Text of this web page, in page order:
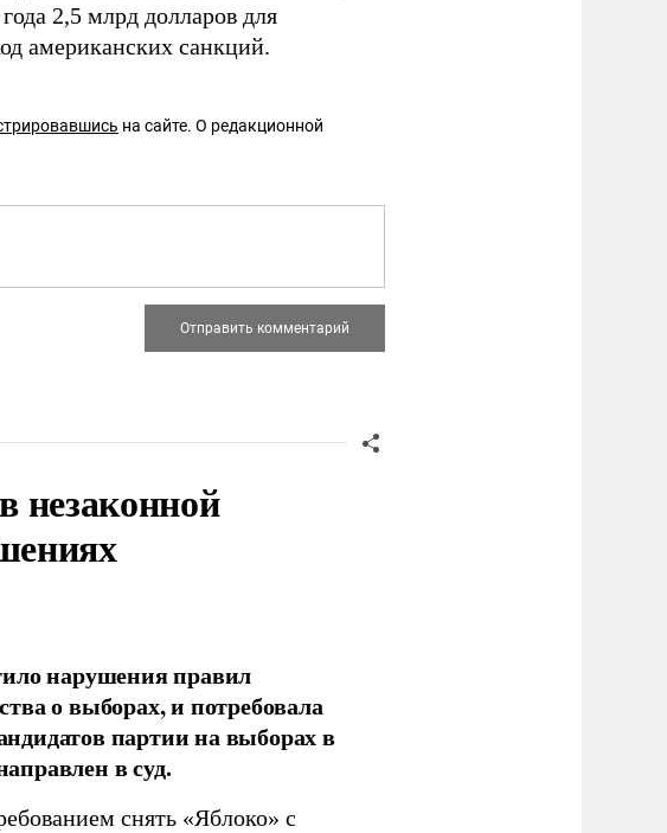
2,5 млрд долларов для
американских санкций.
на сайте. О редакционной
незаконной
нарушения правил
о выборах, и потребовала
партии на выборах в
в суд.
снять «Яблоко» с